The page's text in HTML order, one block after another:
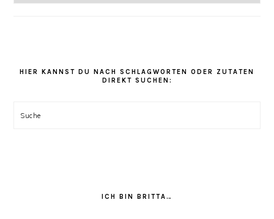
Kategorien
HIER KANNST DU NACH SCHLAGWORTEN ODER ZUTATEN
DIREKT SUCHEN:
Suche
ICH BIN BRITTA…